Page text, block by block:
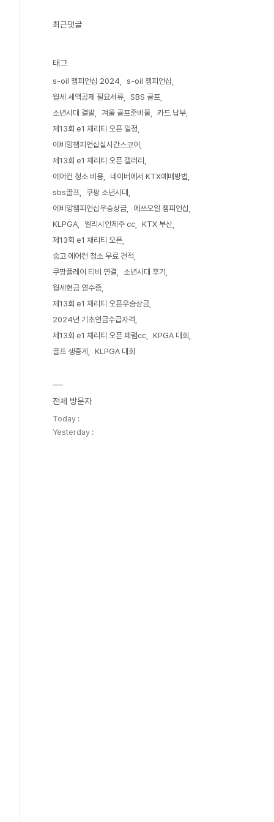
최근댓글
태그
s-oil 챔피언십 2024
s-oil 챔피언십
월세 세액공제 필요서류
SBS 골프
소년시대 결발
겨울 골프준비물
카드 납부
제13회 e1 채리티 오픈 일정
에비앙챔피언십실시간스코어
제13회 e1 채리티 오픈 갤러리
에어컨 청소 비용
네이버에서 KTX예매방법
sbs골프
쿠팡 소년시대
에비앙챔피언십우승상금
에쓰오일 챔피언십
KLPGA
엘리시안제주 cc
KTX 부산
제13회 e1 채리티 오픈
숨고 에어컨 청소 무료 견적
쿠팡플레이 티비 연결
소년시대 후기
월세현금 영수증
제13회 e1 채리티 오픈우승상금
2024년 기초연금수급자격
제13회 e1 채리티 오픈 페럼cc
KPGA 대회
골프 생중계
KLPGA 대회
전체 방문자
Today :
Yesterday :